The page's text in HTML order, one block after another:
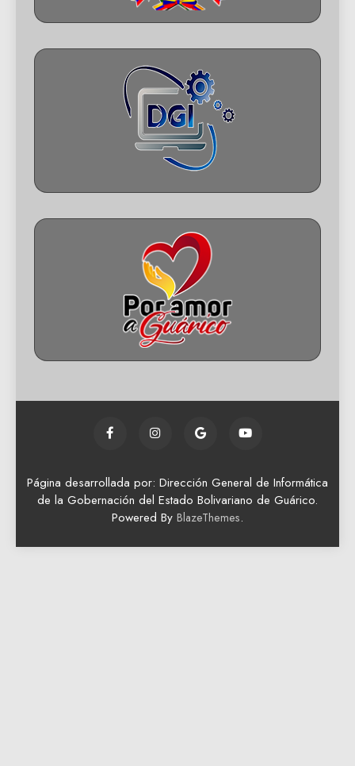
Página desarrollada por: Dirección General de Informática
de la Gobernación del Estado Bolivariano de Guárico.
Powered By BlazeThemes.